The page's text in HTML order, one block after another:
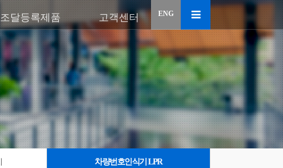
ENG
조달등록제품 고객센터
차량번호인식기 LPR